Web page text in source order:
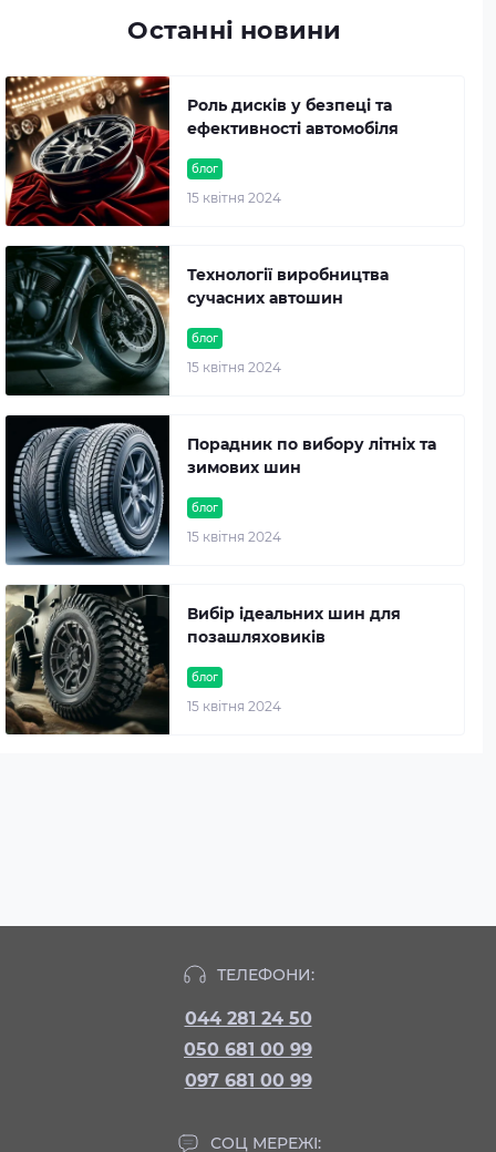
Останні новини
блог
15 квітня 2024
Роль дисків у безпеці та
ефективності автомобіля
блог
15 квітня 2024
Технології виробництва
сучасних автошин
блог
15 квітня 2024
Порадник по вибору літніх та
зимових шин
блог
15 квітня 2024
Вибір ідеальних шин для
позашляховиків
ТЕЛЕФОНИ:
044 281 24 50
050 681 00 99
097 681 00 99
СОЦ МЕРЕЖІ: